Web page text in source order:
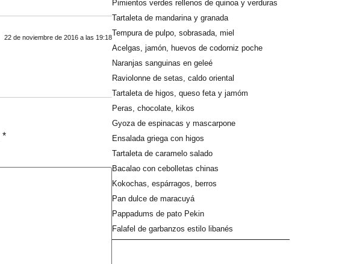
22 de noviembre de 2016 a las 19:18
*
Pimientos verdes rellenos de quinoa y verduras
Tartaleta de mandarina y granada
Tempura de pulpo, sobrasada, miel
Acelgas, jamón, huevos de codorniz poche
Naranjas sanguinas en geleé
Raviolonne de setas, caldo oriental
Tartaleta de higos, queso feta y jamóm
Peras, chocolate, kikos
Gyoza de espinacas y mascarpone
Ensalada griega con higos
Tartaleta de caramelo salado
Bacalao con cebolletas chinas
Kokochas, espárragos, berros
Pan dulce de maracuyá
Pappadums de pato Pekin
Falafel de garbanzos estilo libanés